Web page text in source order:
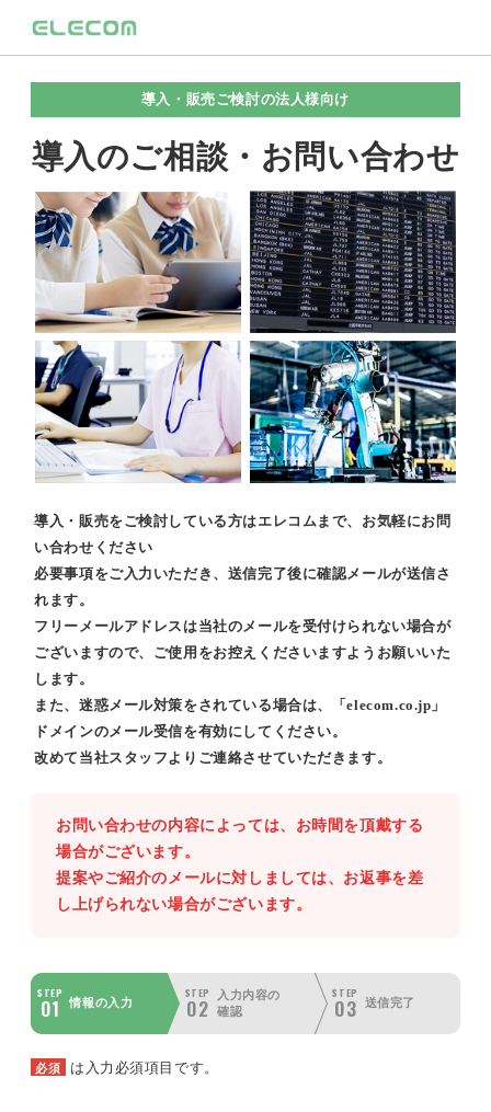
導入・販売ご検討の法人様向け
導入のご相談・お問い合わせ
導入・販売をご検討している方はエレコムまで、お気軽にお問
い合わせください
必要事項をご入力いただき、送信完了後に確認メールが送信さ
れます。
フリーメールアドレスは当社のメールを受付けられない場合が
ございますので、ご使用をお控えくださいますようお願いいた
します。
また、迷惑メール対策をされている場合は、「elecom.co.jp」
ドメインのメール受信を有効にしてください。
改めて当社スタッフよりご連絡させていただきます。
お問い合わせの内容によっては、お時間を頂戴する
場合がございます。
提案やご紹介のメールに対しましては、お返事を差
し上げられない場合がございます。
STEP
01 情報の入力
STEP
02
入力内容の
確認
STEP
03 送信完了
必須 は入力必須項目です。